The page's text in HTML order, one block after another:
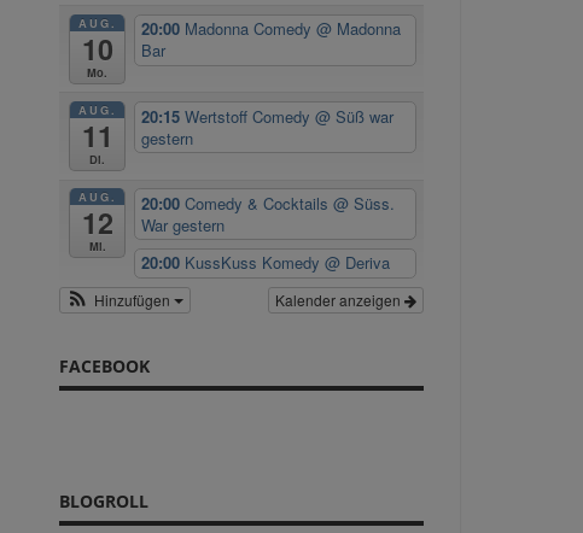
AUG.
10
Mo.
20:00 Madonna Comedy@ Madonna
Bar
AUG.
11
Di.
20:15Wertstoff Comedy@ Süß war
gestern
AUG.
12
Mi.
20:00Comedy & Cocktails@ Süss.
War gestern
20:00 KussKuss Komedy@ Deriva
Kalender anzeigen
Hinzufügen
FACEBOOK
BLOGROLL